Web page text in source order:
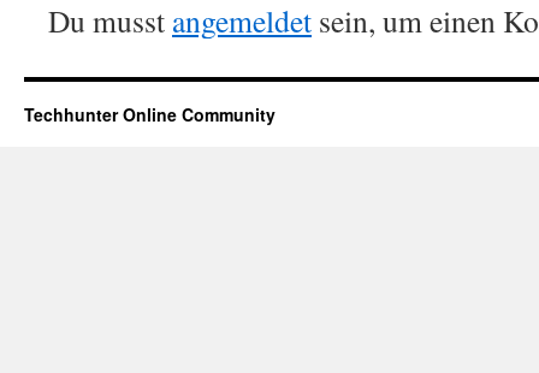
Du musst angemeldet sein, um einen
Techhunter Online Community